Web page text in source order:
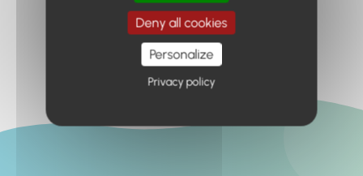
Retour à l'accueil
Deny all cookies
Personalize
Privacy policy